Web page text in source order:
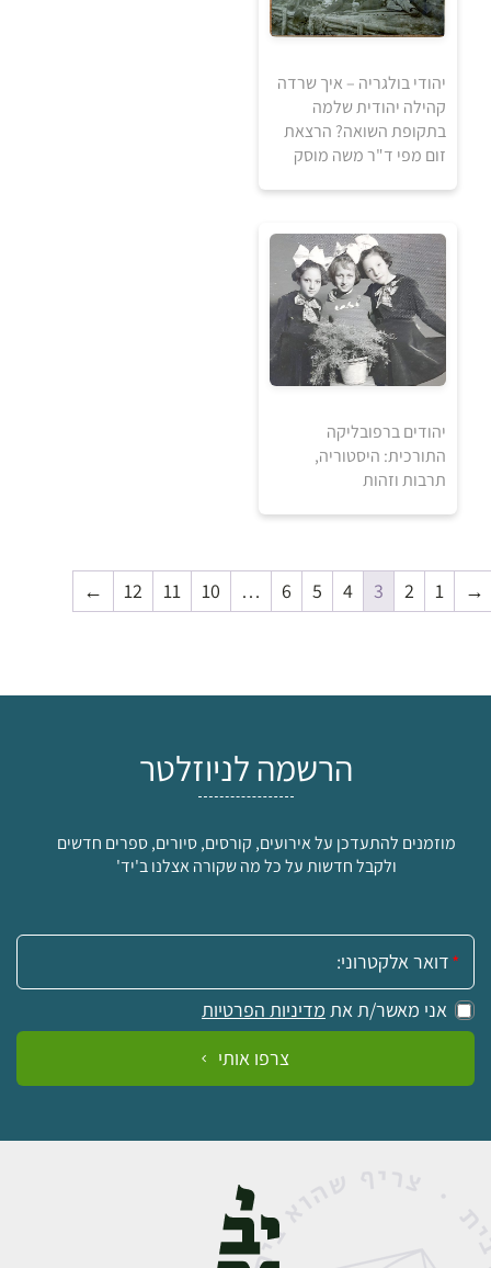
0
₪
0
₪
יהודי בולגריה – איך שרדה
קהילה יהודית שלמה
בתקופת השואה? הרצאת
זום מפי ד"ר משה מוסק
למידע ולרכישה
יהודים ברפובליקה
התורכית: היסטוריה,
תרבות וזהות
→
1
2
3
4
5
6
…
10
11
12
←
הרשמה לניוזלטר
מוזמנים להתעדכן על אירועים, קורסים, סיורים, ספרים חדשים
ולקבל חדשות על כל מה שקורה אצלנו ב'יד'
אימייל:
אני מאשר/ת את מדיניות הפרטיות
צרפו אותי